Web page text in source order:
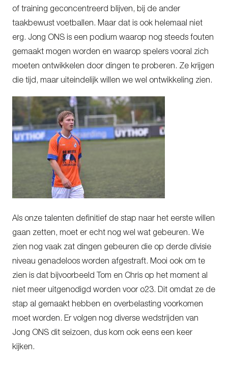
of training geconcentreerd blijven, bij de ander
taakbewust voetballen. Maar dat is ook helemaal niet
erg. Jong ONS is een podium waarop nog steeds fouten
gemaakt mogen worden en waarop spelers vooral zich
moeten ontwikkelen door dingen te proberen. Ze krijgen
die tijd, maar uiteindelijk willen we wel ontwikkeling zien.
Als onze talenten definitief de stap naar het eerste willen
gaan zetten, moet er echt nog wel wat gebeuren. We
zien nog vaak zat dingen gebeuren die op derde divisie
niveau genadeloos worden afgestraft. Mooi ook om te
zien is dat bijvoorbeeld Tom en Chris op het moment al
niet meer uitgenodigd worden voor o23. Dit omdat ze de
stap al gemaakt hebben en overbelasting voorkomen
moet worden. Er volgen nog diverse wedstrijden van
Jong ONS dit seizoen, dus kom ook eens een keer
kijken.